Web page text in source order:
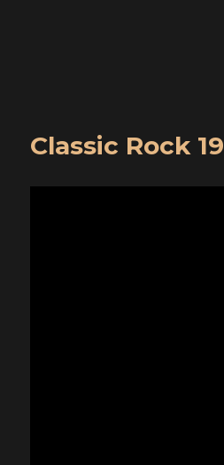
Classic Rock 19